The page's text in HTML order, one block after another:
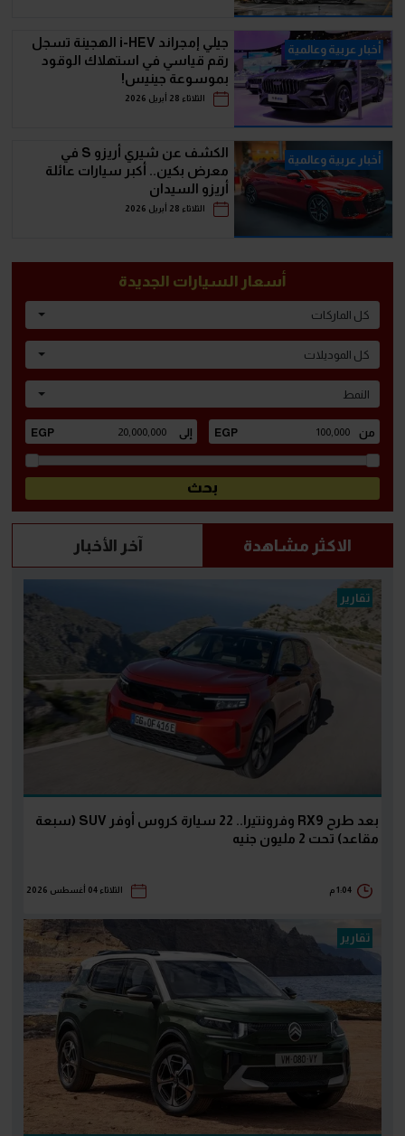
أخبار عربية وعالمية
جيلي إمجراند i-HEV الهجينة تسجل
رقم قياسي في استهلاك الوقود
بموسوعة جينيس!
الثلاثاء 28 أبريل 2026
أخبار عربية وعالمية
الكشف عن شيري أريزو S في
معرض بكين.. أكبر سيارات عائلة
أريزو السيدان
الثلاثاء 28 أبريل 2026
أسعار السيارات الجديدة
كل الماركات
كل الموديلات
النمط
الاكثر مشاهدة آخر الأخبار
تقارير
بعد طرح RX9 وفرونتيرا.. 22 سيارة كروس أوفر SUV (سبعة
مقاعد) تحت 2 مليون جنيه
1:04 م الثلاثاء 04 أغسطس 2026
تقارير